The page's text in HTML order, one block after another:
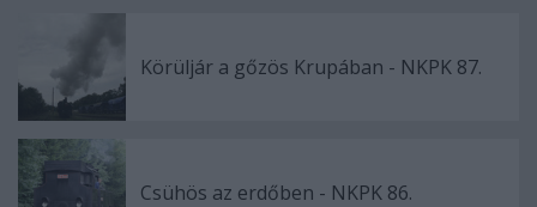
Körüljár a gőzös Krupában - NKPK 87.
Csühös az erdőben - NKPK 86.